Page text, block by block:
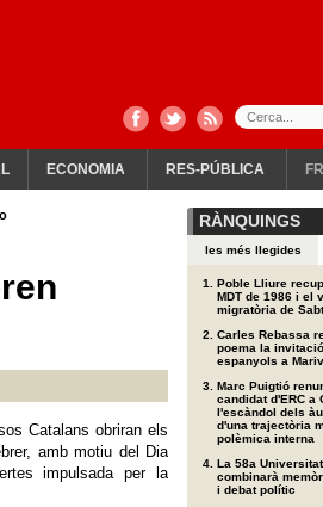
ECONOMIA RES-PÚBLICA
Catalans obriran els
amb motiu del Dia
impulsada per la
RÀNQUINGS
les més llegides
Poble Lliure
MDT de 1986 i el
migratòria de
Carles Rebassa
poema la
espanyols a
Marc Puigtió
candidat d'ERC a
l'escàndol dels
d'una trajectòria
polèmica interna
La 58a
combinarà
i debat polític